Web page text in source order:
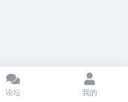
论坛 我的